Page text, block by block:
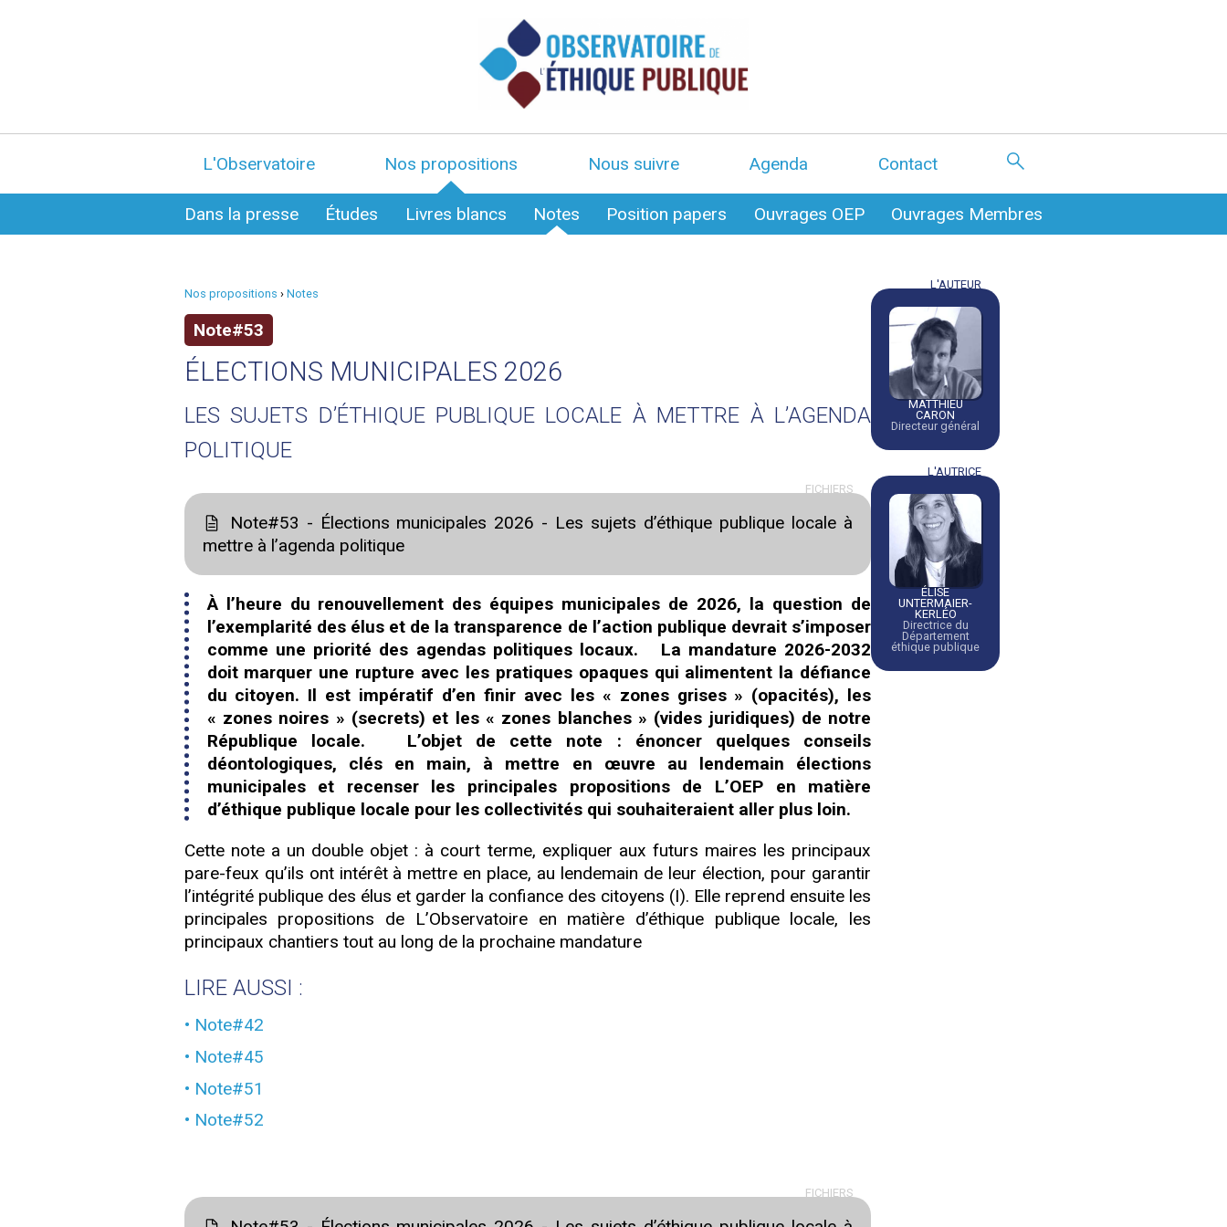
L'Observatoire Nos propositions Nous suivre Agenda Contact
Dans la presse Études Livres blancs Notes Position papers Ouvrages OEP Ouvrages Membres
Nos propositions › Notes
Note#53
ÉLECTIONS MUNICIPALES 2026
LES SUJETS D’ÉTHIQUE PUBLIQUE LOCALE À METTRE À L’AGENDA
POLITIQUE
FICHIERS
Note#53 - Élections municipales 2026 - Les sujets d’éthique publique locale à
mettre à l’agenda politique
À l’heure du renouvellement des équipes municipales de 2026, la question de
l’exemplarité des élus et de la transparence de l’action publique devrait s’imposer
comme une priorité des agendas politiques locaux. La mandature 2026-2032
doit marquer une rupture avec les pratiques opaques qui alimentent la défiance
du citoyen. Il est impératif d’en finir avec les « zones grises » (opacités), les
« zones noires » (secrets) et les « zones blanches » (vides juridiques) de notre
République locale. L’objet de cette note : énoncer quelques conseils
déontologiques, clés en main, à mettre en œuvre au lendemain élections
municipales et recenser les principales propositions de L’OEP en matière
d’éthique publique locale pour les collectivités qui souhaiteraient aller plus loin.
Cette note a un double objet : à court terme, expliquer aux futurs maires les principaux
pare-feux qu’ils ont intérêt à mettre en place, au lendemain de leur élection, pour garantir
l’intégrité publique des élus et garder la confiance des citoyens (I). Elle reprend ensuite les
principales propositions de L’Observatoire en matière d’éthique publique locale, les
principaux chantiers tout au long de la prochaine mandature
LIRE AUSSI :
Note#42
Note#45
Note#51
Note#52
FICHIERS
L'AUTEUR
MATTHIEU
CARON
Directeur général
L'AUTRICE
ÉLISE
UNTERMAIER-
KERLÉO
Directrice du
Département
éthique publique